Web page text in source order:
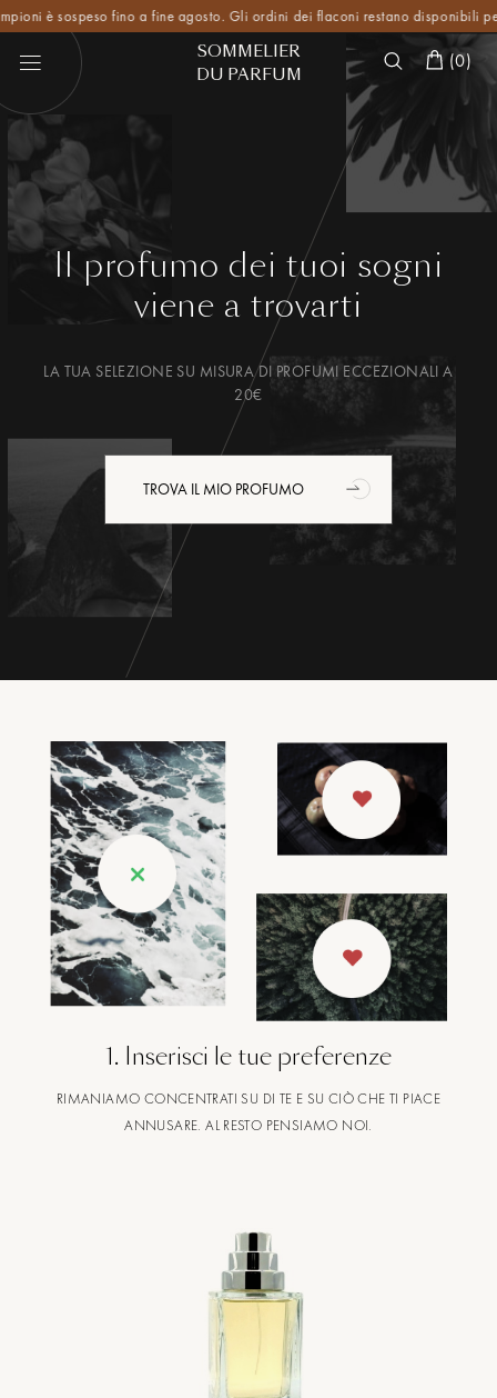
è sospeso fino a fine agosto. Gli ordini dei flaconi restano disponibili per
SOMMELIER
DU PARFUM
(0)
Il profumo dei tuoi sogni
viene a trovarti
LA TUA SELEZIONE SU MISURA DI PROFUMI ECCEZIONALI A
20€
TROVA IL MIO PROFUMO
1. Inserisci le tue preferenze
RIMANIAMO CONCENTRATI SU DI TE E SU CIÒ CHE TI PIACE
ANNUSARE. AL RESTO PENSIAMO NOI.